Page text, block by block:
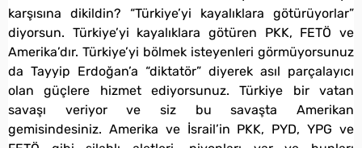
karşısına dikildin? “Türkiye’yi kayalıklara götürüyorlar”
diyorsun. Türkiye’yi kayalıklara götüren PKK, FETÖ ve
Amerika’dır. Türkiye’yi bölmek isteyenleri görmüyorsunuz
da Tayyip Erdoğan’a “diktatör” diyerek asıl parçalayıcı
olan güçlere hizmet ediyorsunuz. Türkiye bir vatan
savaşı veriyor ve siz bu savaşta Amerikan
gemisindesiniz. Amerika ve İsrail’in PKK, PYD, YPG ve